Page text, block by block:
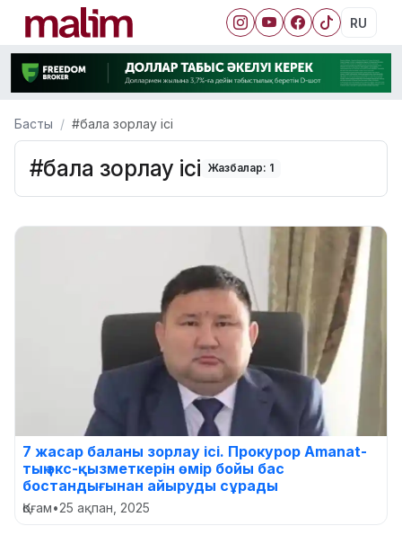
RU
Басты #бала зорлау ісі
#бала зорлау ісі Жазбалар: 1
7 жасар баланы зорлау ісі. Прокурор Amanat-
тың экс-қызметкерін өмір бойы бас
бостандығынан айыруды сұрады
Қоғам•25 ақпан, 2025